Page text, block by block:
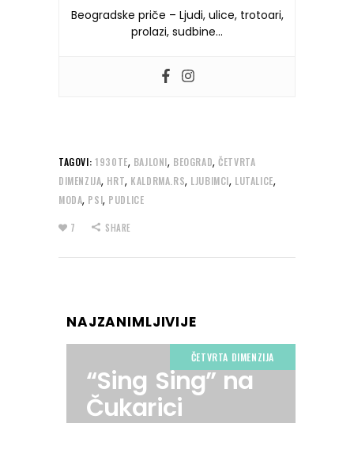
Beogradske priče – Ljudi, ulice, trotoari,
prolazi, sudbine…
TAGOVI: 1930TE, BAJLONI, BEOGRAD,ČETVRTA
DIMENZIJA, HRT, KALDRMA.RS, LJUBIMCI, LUTALICE,
MODA, PSI, PUDLICE
7 SHARE
NAJZANIMLJIVIJE
ČETVRTA DIMENZIJA
“Sing Sing” na
Čukarici